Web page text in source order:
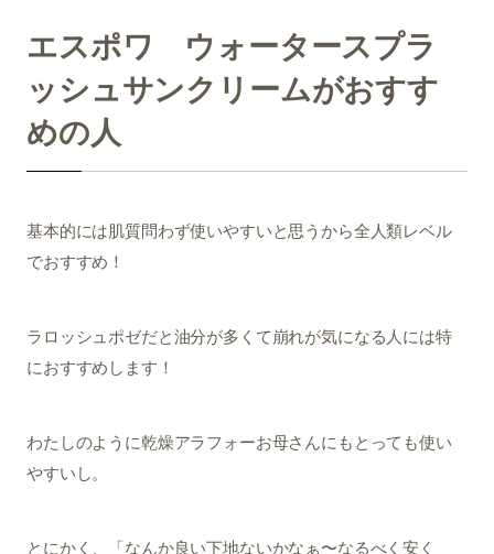
エスポワ ウォータースプラ
ッシュサンクリームがおすす
めの人
基本的には肌質問わず使いやすいと思うから全人類レベル
でおすすめ！
ラロッシュポゼだと油分が多くて崩れが気になる人には特
におすすめします！
わたしのように乾燥アラフォーお母さんにもとっても使い
やすいし。
とにかく、「なんか良い下地ないかなぁ〜なるべく安く